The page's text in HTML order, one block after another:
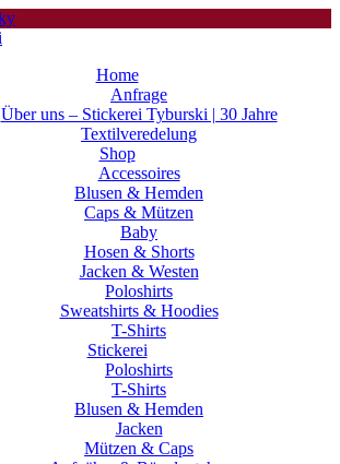
Home
Anfrage
Über uns – Stickerei Tyburski | 30 Jahre
Textilveredelung
Shop
Accessoires
Blusen & Hemden
Caps & Mützen
Baby
Hosen & Shorts
Jacken & Westen
Poloshirts
Sweatshirts & Hoodies
T-Shirts
Stickerei
Poloshirts
T-Shirts
Blusen & Hemden
Jacken
Mützen & Caps